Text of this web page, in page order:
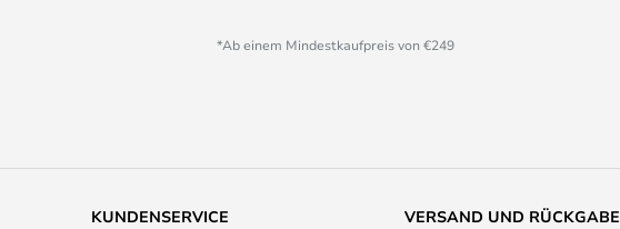
*Ab einem Mindestkaufpreis von €249
KUNDENSERVICE VERSAND UND RÜCKGABE